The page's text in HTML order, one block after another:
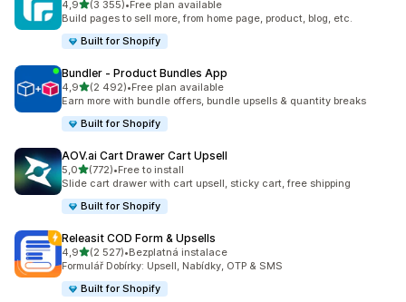
4,9z 5 hvězd
(3 355)
Celkový počet recenzí: 3355
•Free plan available
Build pages to sell more, from home page, product, blog, etc.
Built for Shopify
Bundler ‑ Product Bundles App
4,9z 5 hvězd
(2 492)
Celkový počet recenzí: 2492
•Free plan available
Earn more with bundle offers, bundle upsells & quantity breaks
Built for Shopify
AOV.ai Cart Drawer Cart Upsell
5,0z 5 hvězd
(772)
Celkový počet recenzí: 772
•Free to install
Slide cart drawer with cart upsell, sticky cart, free shipping
Built for Shopify
Releasit COD Form & Upsells
4,9z 5 hvězd
(2 527)
Celkový počet recenzí: 2527
•Bezplatná instalace
Formulář Dobírky: Upsell, Nabídky, OTP & SMS
Built for Shopify